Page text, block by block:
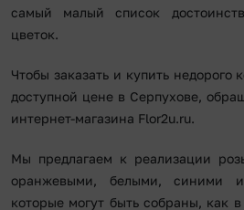
самый малый список
цветок.
Чтобы заказать и купить недорого
доступной цене в Серпухове,
интернет-магазина Flor2u.ru.
Мы предлагаем к реализации
оранжевыми, белыми, синими
которые могут быть собраны, как